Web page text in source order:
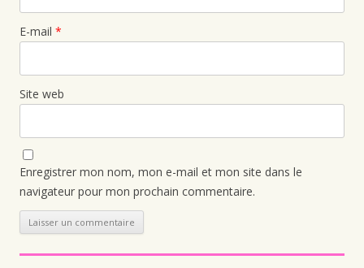
E-mail *
Site web
Enregistrer mon nom, mon e-mail et mon site dans le
navigateur pour mon prochain commentaire.